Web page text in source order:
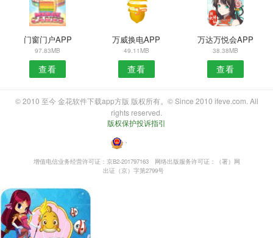
门窗门户APP
97.83MB
查看
万威换电APP
49.11MB
查看
万达万悦会APP
38.38MB
查看
© 2010 至今 金花软件下载app方版 版权所有。© Since 2010 ifeve.com. All
rights reserved.
版权保护投诉指引
・
增值电信业务经营许可证：京B2-201797163
网络出版服务许可证：（署）网
出证（京）字第2799号